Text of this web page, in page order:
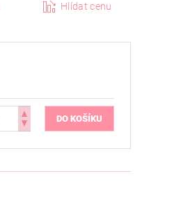
Hlídat cenu